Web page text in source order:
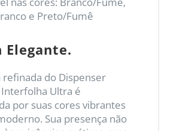
e Preto/Fumê
Elegante.
refinada do Dispenser
Ultra é
por suas cores vibrantes
Sua presença não